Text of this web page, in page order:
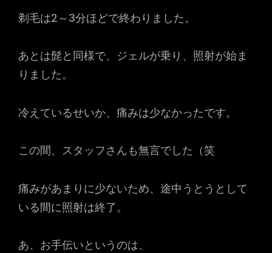
剃毛は2～3分ほどで終わりました。
あとは髭と同様で、ジェルが乗り、照射が始ま
りました。
冷えているせいか、痛みは少なかったです。
この間、スタッフさんも無言でした（笑
痛みがあまりに少ないため、途中うとうとして
いる間に照射は終了。
あ、お手伝いというのは、